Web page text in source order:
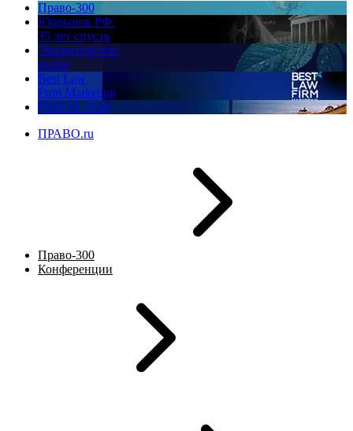
Право-300
Юррынок РФ:
35 лет спустя
Экологическое
право
Best Law
Firm Marketing
ПМЮФ 2026
ПРАВО.ru
Право-300
Конференции